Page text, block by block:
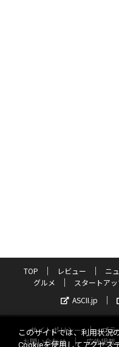
TOP レビュー ニ
グルメ
スタートア
ASCII.jp
サイトポリシー プラ
お問い合わせ
広告掲載
このサイトでは、利用状況
Cookieを使用してアクセス